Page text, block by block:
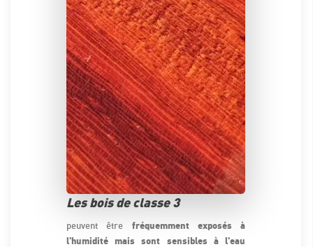
Les bois de classe 3
peuvent être fréquemment exposés à
l'humidité mais sont sensibles à l'eau